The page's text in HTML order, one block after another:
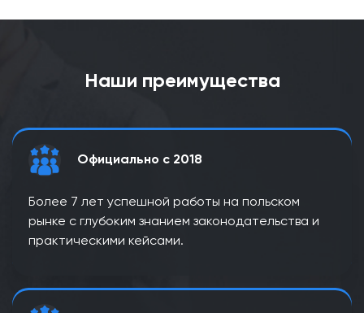
Наши преимущества
Официально с 2018
Более 7 лет успешной работы на польском
рынке с глубоким знанием законодательства и
практическими кейсами.